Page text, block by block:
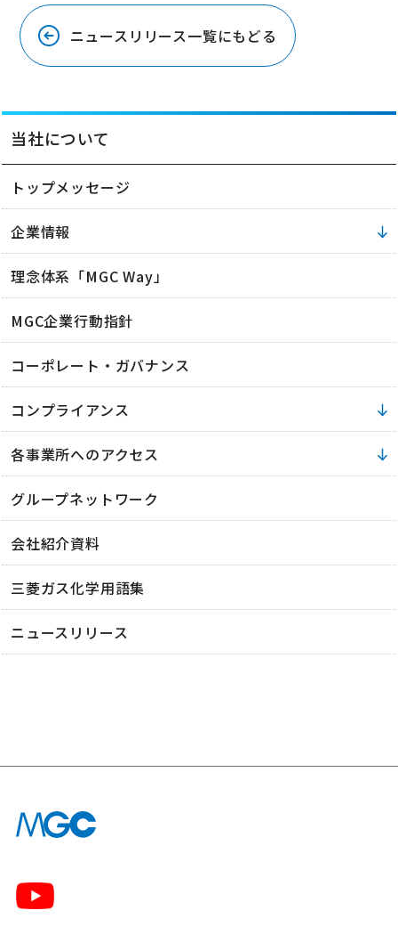
ニュースリリース一覧にもどる
当社について
トップメッセージ
企業情報
理念体系「MGC Way」
MGC企業行動指針
コーポレート・ガバナンス
コンプライアンス
各事業所へのアクセス
グループネットワーク
会社紹介資料
三菱ガス化学用語集
ニュースリリース